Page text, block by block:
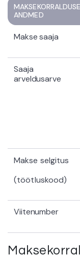
MAKSEKORRALDUSE
ANDMED
Makse saaja
Saaja
arveldusarve
Makse selgitus
(töötluskood)
Viitenumber